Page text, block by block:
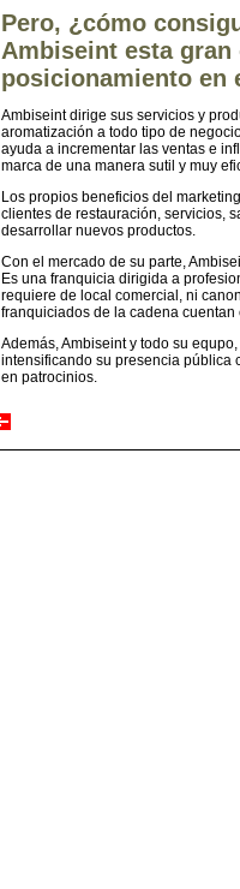
Pero, ¿cómo
Ambiseint esta
posicionamiento en
Ambiseint dirige sus servicios y
aromatización a todo tipo de
ayuda a incrementar las ventas e
marca de una manera sutil y muy
Los propios beneficios del
clientes de restauración, servicios,
desarrollar nuevos productos.
Con el mercado de su parte,
Es una franquicia dirigida a
requiere de local comercial, ni
franquiciados de la cadena
Además, Ambiseint y todo su
intensificando su presencia pública
en patrocinios.